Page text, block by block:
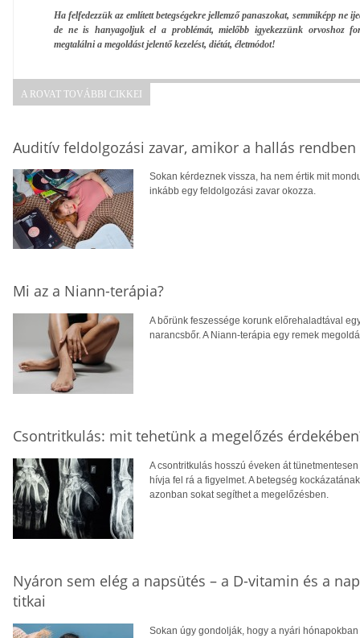
Ha felfedezzük az említett betegségekre jellemző panaszokat, semmiképp ne
de ne is hanyagoljuk el a problémát, mielőbb igyekezzünk orvoshoz
megtalálni a megoldást jelentő kezelést, diétát, életmódot!
A ROVAT TOVÁBBI CIKKEI
Auditív feldolgozási zavar, amikor a hallás
Sokan kérdeznek vissza, ha nem értik mit
inkább egy feldolgozási zavar okozza.
Mi az a Niann-terápia?
A bőrünk feszessége korunk előrehaladtával
narancsbőr. A Niann-terápia egy remek
Csontritkulás: mit tehetünk a megelőzés
A csontritkulás hosszú éveken át
hívja fel rá a figyelmet. A betegség
azonban sokat segíthet a megelőzésben.
Nyáron sem elég a napsütés – a D-vitamin és a
titkai
Sokan úgy gondolják, hogy a nyári